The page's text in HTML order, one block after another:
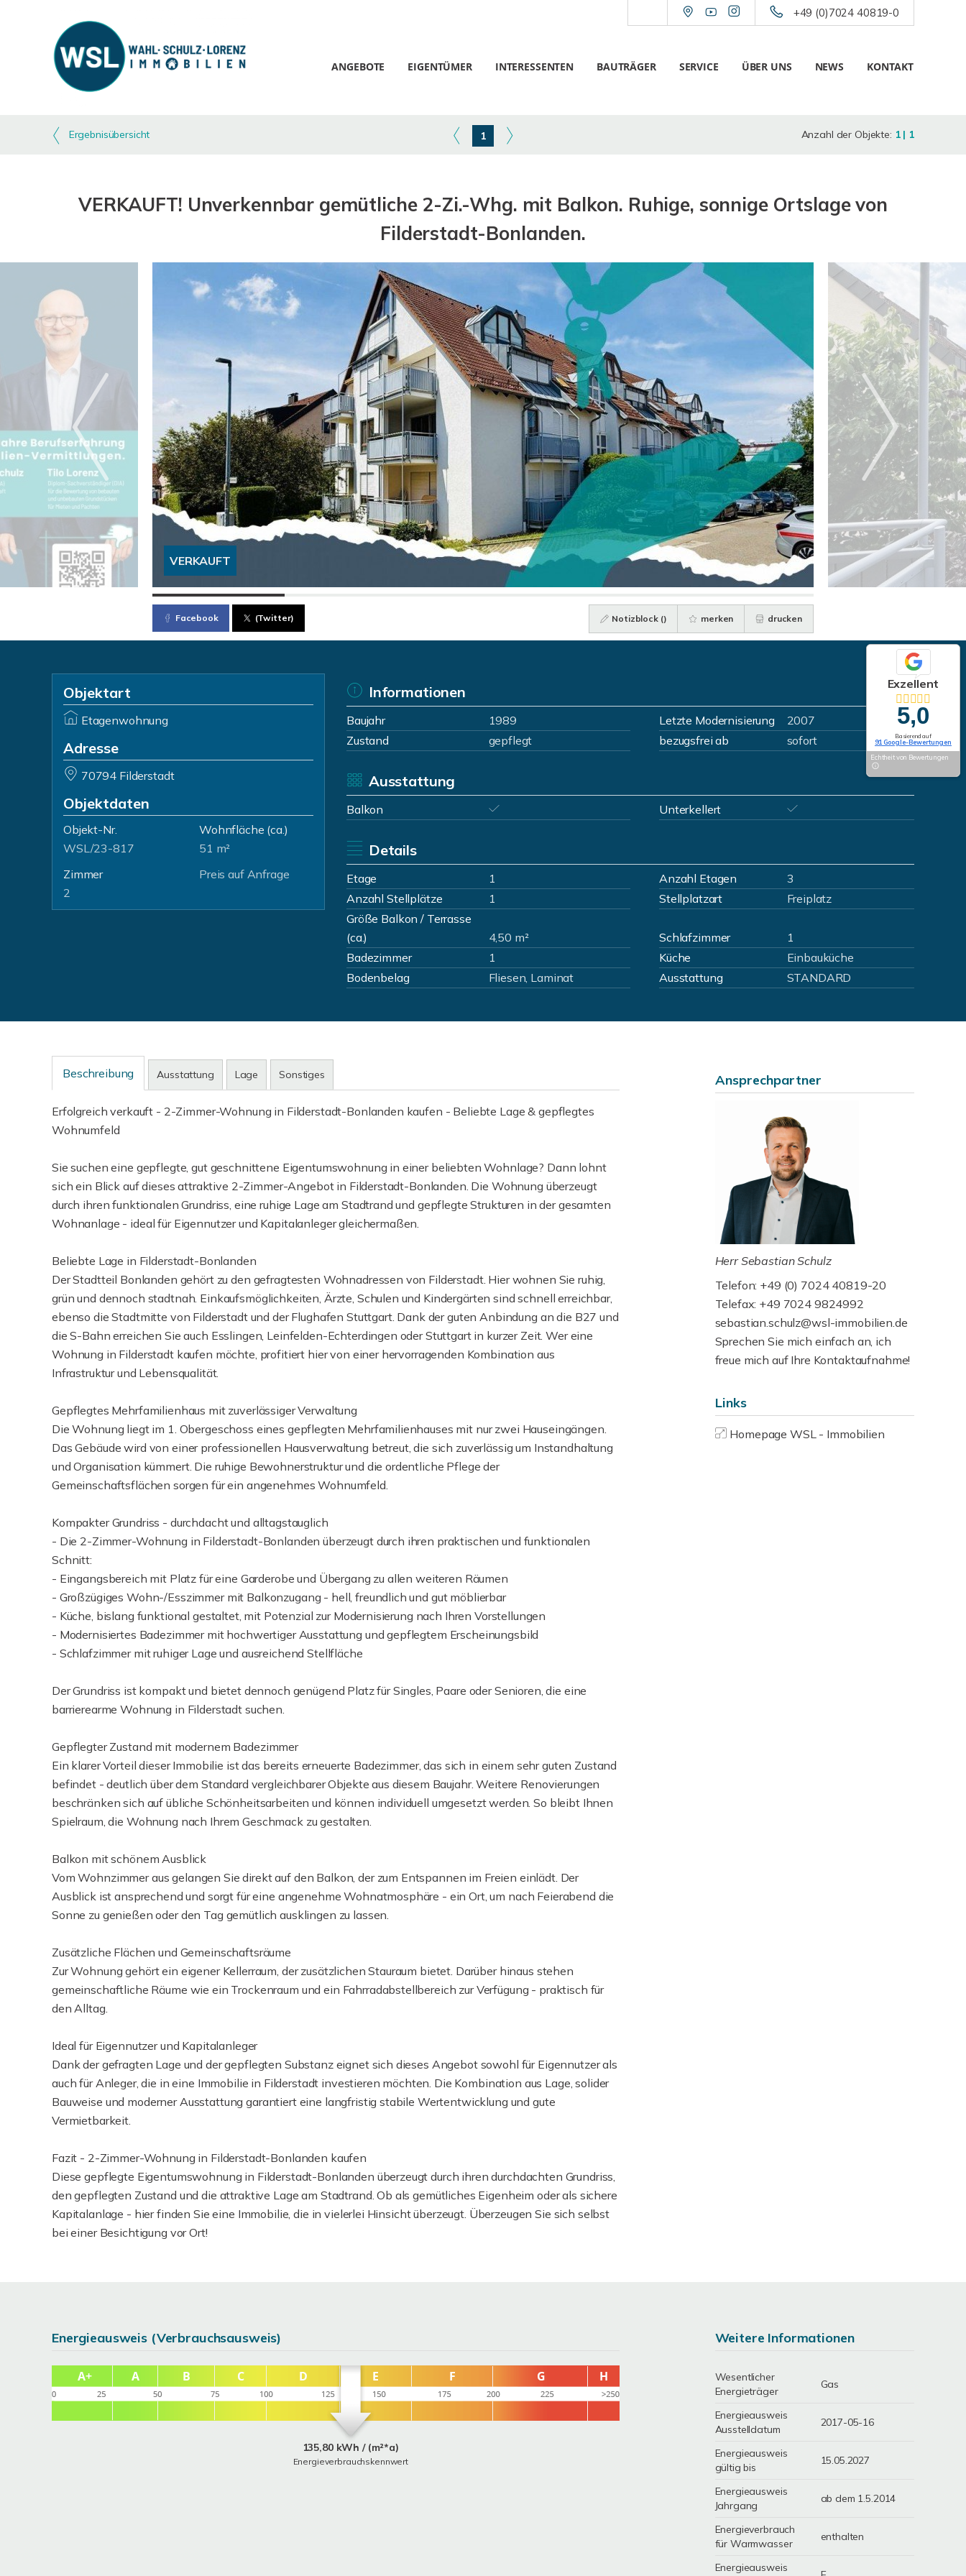
+49 (0)7024 40819-0
ANGEBOTE EIGENTÜMER INTERESSENTEN BAUTRÄGER SERVICE ÜBER UNS NEWS KONTAKT
Ergebnisübersicht 1 Anzahl der Objekte: 1 | 1
VERKAUFT! Unverkennbar gemütliche 2-Zi.-Whg. mit Balkon. Ruhige, sonnige Ortslage von
Filderstadt-Bonlanden.
VERKAUFT
Facebook (Twitter) Notizblock () merken drucken
Objektart
Etagenwohnung
Adresse
70794 Filderstadt
Objektdaten
Objekt-Nr.
WSL/23-817
Wohnfläche (ca.)
51 m²
Zimmer
2
Preis auf Anfrage
Informationen
Baujahr 1989 Letzte Modernisierung
2007
Zustand
gepflegt bezugsfrei ab sofort
Ausstattung
Balkon Unterkellert
Details
Etage 1 Anzahl Etagen
3
Anzahl Stellplätze
1 Stellplatzart
Freiplatz
Größe Balkon / Terrasse
(ca.)
4,50 m² Schlafzimmer
1
Badezimmer
1 Küche
Einbauküche
Bodenbelag
Fliesen, Laminat Ausstattung STANDARD
Beschreibung Ausstattung Lage Sonstiges
Erfolgreich verkauft - 2-Zimmer-Wohnung in Filderstadt-Bonlanden kaufen - Beliebte Lage & gepflegtes
Wohnumfeld
Sie suchen eine gepflegte, gut geschnittene Eigentumswohnung in einer beliebten Wohnlage? Dann lohnt
sich ein Blick auf dieses attraktive 2-Zimmer-Angebot in Filderstadt-Bonlanden. Die Wohnung überzeugt
durch ihren funktionalen Grundriss, eine ruhige Lage am Stadtrand und gepflegte Strukturen in der gesamten
Wohnanlage - ideal für Eigennutzer und Kapitalanleger gleichermaßen.
Beliebte Lage in Filderstadt-Bonlanden
Der Stadtteil Bonlanden gehört zu den gefragtesten Wohnadressen von Filderstadt. Hier wohnen Sie ruhig,
grün und dennoch stadtnah. Einkaufsmöglichkeiten, Ärzte, Schulen und Kindergärten sind schnell erreichbar,
ebenso die Stadtmitte von Filderstadt und der Flughafen Stuttgart. Dank der guten Anbindung an die B27 und
die S-Bahn erreichen Sie auch Esslingen, Leinfelden-Echterdingen oder Stuttgart in kurzer Zeit. Wer eine
Wohnung in Filderstadt kaufen möchte, profitiert hier von einer hervorragenden Kombination aus
Infrastruktur und Lebensqualität.
Gepflegtes Mehrfamilienhaus mit zuverlässiger Verwaltung
Die Wohnung liegt im 1. Obergeschoss eines gepflegten Mehrfamilienhauses mit nur zwei Hauseingängen.
Das Gebäude wird von einer professionellen Hausverwaltung betreut, die sich zuverlässig um Instandhaltung
und Organisation kümmert. Die ruhige Bewohnerstruktur und die ordentliche Pflege der
Gemeinschaftsflächen sorgen für ein angenehmes Wohnumfeld.
Kompakter Grundriss - durchdacht und alltagstauglich
- Die 2-Zimmer-Wohnung in Filderstadt-Bonlanden überzeugt durch ihren praktischen und funktionalen
Schnitt:
- Eingangsbereich mit Platz für eine Garderobe und Übergang zu allen weiteren Räumen
- Großzügiges Wohn-/Esszimmer mit Balkonzugang - hell, freundlich und gut möblierbar
- Küche, bislang funktional gestaltet, mit Potenzial zur Modernisierung nach Ihren Vorstellungen
- Modernisiertes Badezimmer mit hochwertiger Ausstattung und gepflegtem Erscheinungsbild
- Schlafzimmer mit ruhiger Lage und ausreichend Stellfläche
Der Grundriss ist kompakt und bietet dennoch genügend Platz für Singles, Paare oder Senioren, die eine
barrierearme Wohnung in Filderstadt suchen.
Gepflegter Zustand mit modernem Badezimmer
Ein klarer Vorteil dieser Immobilie ist das bereits erneuerte Badezimmer, das sich in einem sehr guten Zustand
befindet - deutlich über dem Standard vergleichbarer Objekte aus diesem Baujahr. Weitere Renovierungen
beschränken sich auf übliche Schönheitsarbeiten und können individuell umgesetzt werden. So bleibt Ihnen
Spielraum, die Wohnung nach Ihrem Geschmack zu gestalten.
Balkon mit schönem Ausblick
Vom Wohnzimmer aus gelangen Sie direkt auf den Balkon, der zum Entspannen im Freien einlädt. Der
Ausblick ist ansprechend und sorgt für eine angenehme Wohnatmosphäre - ein Ort, um nach Feierabend die
Sonne zu genießen oder den Tag gemütlich ausklingen zu lassen.
Zusätzliche Flächen und Gemeinschaftsräume
Zur Wohnung gehört ein eigener Kellerraum, der zusätzlichen Stauraum bietet. Darüber hinaus stehen
gemeinschaftliche Räume wie ein Trockenraum und ein Fahrradabstellbereich zur Verfügung - praktisch für
den Alltag.
Ideal für Eigennutzer und Kapitalanleger
Dank der gefragten Lage und der gepflegten Substanz eignet sich dieses Angebot sowohl für Eigennutzer als
auch für Anleger, die in eine Immobilie in Filderstadt investieren möchten. Die Kombination aus Lage, solider
Bauweise und moderner Ausstattung garantiert eine langfristig stabile Wertentwicklung und gute
Vermietbarkeit.
Fazit - 2-Zimmer-Wohnung in Filderstadt-Bonlanden kaufen
Diese gepflegte Eigentumswohnung in Filderstadt-Bonlanden überzeugt durch ihren durchdachten Grundriss,
den gepflegten Zustand und die attraktive Lage am Stadtrand. Ob als gemütliches Eigenheim oder als sichere
Kapitalanlage - hier finden Sie eine Immobilie, die in vielerlei Hinsicht überzeugt. Überzeugen Sie sich selbst
bei einer Besichtigung vor Ort!
Ansprechpartner
Herr Sebastian Schulz
Telefon: +49 (0) 7024 40819-20
Telefax: +49 7024 9824992
sebastian.schulz@wsl-immobilien.de
Sprechen Sie mich einfach an, ich
freue mich auf Ihre Kontaktaufnahme!
Links
Homepage WSL - Immobilien
Energieausweis (Verbrauchsausweis)
135,80 kWh / (m²*a)
Energieverbrauchskennwert
Weitere Informationen
Wesentlicher
Energieträger
Gas
Energieausweis
Ausstelldatum
2017-05-16
Energieausweis
gültig bis
15.05.2027
Energieausweis
Jahrgang
ab dem 1.5.2014
Energieverbrauch
für Warmwasser
enthalten
Energieausweis
Exzellent
5,0
Basierend auf
91 Google-Bewertungen
Echtheit von Bewertungen